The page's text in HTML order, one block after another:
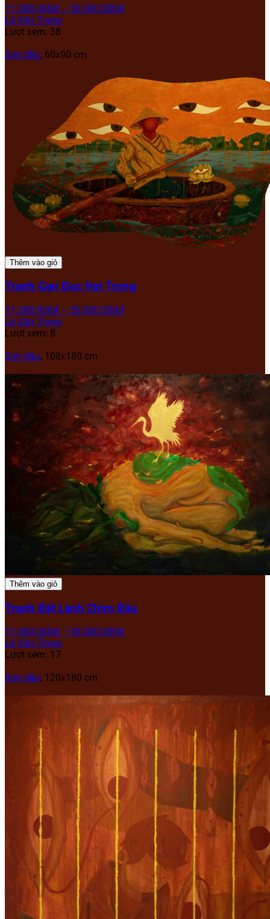
11.000.000₫ – 50.000.000₫
Lê Văn Trọng
Lượt xem: 38
Sơn dầu, 60x90 cm
Thêm vào giỏ
Tranh Gạn Đục Hơi Trong
11.000.000₫ – 50.000.000₫
Lê Văn Trọng
Lượt xem: 8
Sơn dầu, 108x180 cm
Thêm vào giỏ
Tranh Đất Lành Chim Đậu
11.000.000₫ – 50.000.000₫
Lê Văn Trọng
Lượt xem: 17
Sơn dầu, 120x180 cm